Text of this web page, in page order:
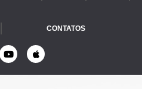
CONTATOS